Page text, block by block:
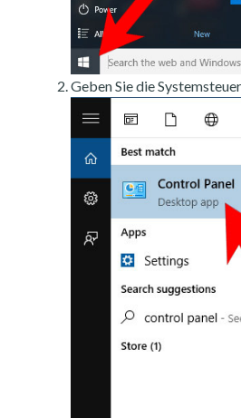
Geben Sie die